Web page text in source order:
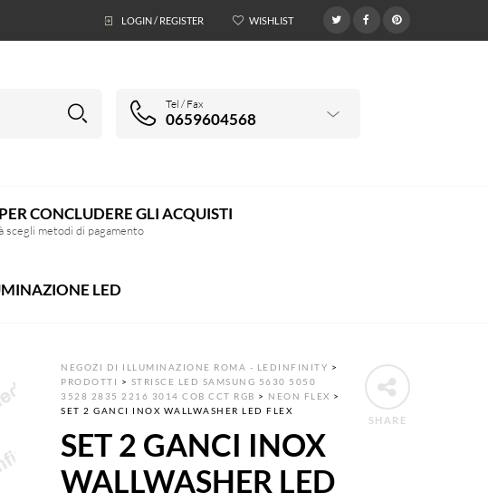
LOGIN / REGISTER WISHLIST
Tel / Fax
0659604568
CONCLUDERE GLI ACQUISTI
scegli metodi di pagamento
LED
SHARE
NEGOZI DI ILLUMINAZIONE ROMA - LEDINFINITY >
PRODOTTI > STRISCE LED SAMSUNG 5630 5050
3528 2835 2216 3014 COB CCT RGB > NEON FLEX >
SET 2 GANCI INOX WALLWASHER LED FLEX
SET 2 GANCI INOX
WALLWASHER LED